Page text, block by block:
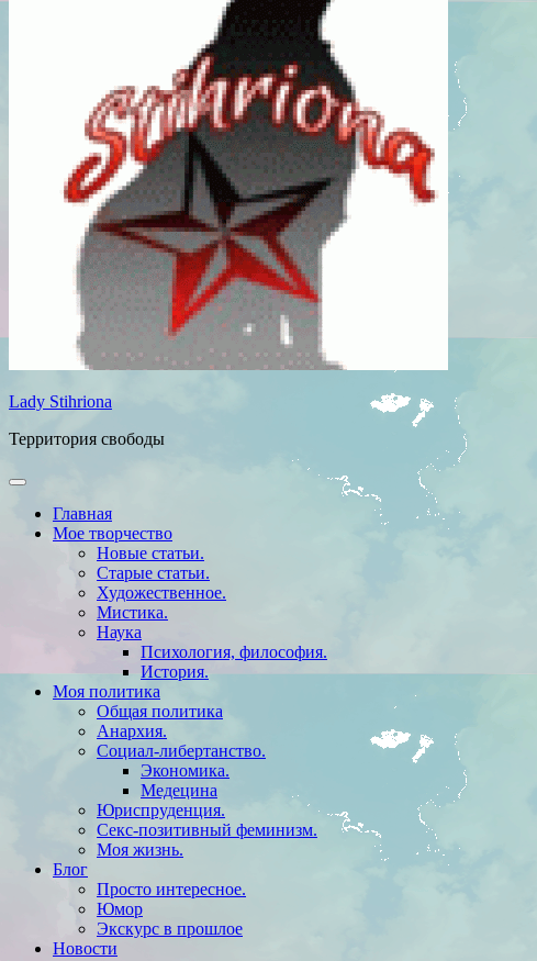
Lady Stihriona
Территория свободы
Главная
Мое творчество
Новые статьи.
Старые статьи.
Художественное.
Мистика.
Наука
Психология, философия.
История.
Моя политика
Общая политика
Анархия.
Социал-либертанство.
Экономика.
Медецина
Юриспруденция.
Секс-позитивный феминизм.
Моя жизнь.
Блог
Просто интересное.
Юмор
Экскурс в прошлое
Новости